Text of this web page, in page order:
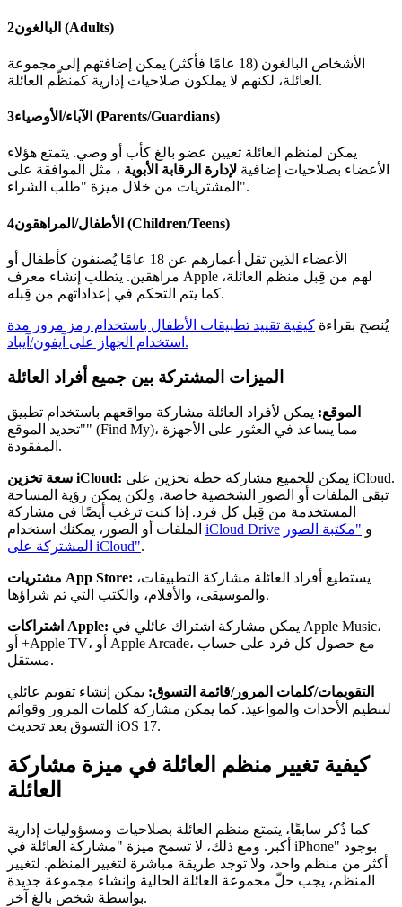
2 البالغون (Adults)
الأشخاص البالغون (18 عامًا فأكثر) يمكن إضافتهم إلى مجموعة
العائلة، لكنهم لا يملكون صلاحيات إدارية كمنظّم العائلة.
3 الآباء/الأوصياء (Parents/Guardians)
يمكن لمنظم العائلة تعيين عضو بالغ كأب أو وصي. يتمتع هؤلاء
الأعضاء بصلاحيات إضافية لإدارة الرقابة الأبوية ، مثل الموافقة على
المشتريات من خلال ميزة "طلب الشراء".
4 الأطفال/المراهقون (Children/Teens)
الأعضاء الذين تقل أعمارهم عن 18 عامًا يُصنفون كأطفال أو
مراهقين. يتطلب إنشاء معرف Apple لهم من قِبل منظم العائلة،
كما يتم التحكم في إعداداتهم من قِبله.
يُنصح بقراءة كيفية تقييد تطبيقات الأطفال باستخدام رمز مرور مدة
استخدام الجهاز على آيفون/آيباد.
الميزات المشتركة بين جميع أفراد العائلة
الموقع: يمكن لأفراد العائلة مشاركة مواقعهم باستخدام تطبيق
"تحديد الموقع" (Find My)، مما يساعد في العثور على الأجهزة
المفقودة.
سعة تخزين iCloud:
تبقى الملفات أو الصور الشخصية خاصة، ولكن يمكن رؤية المساحة
المستخدمة من قِبل كل فرد. إذا كنت ترغب أيضًا في مشاركة
iCloud Drive و "مكتبة الصور
المشتركة على iCloud".
مشتريات App Store:
والموسيقى، والأفلام، والكتب التي تم شراؤها.
اشتراكات Apple:
أو +Apple TV، أو Apple Arcade، مع حصول كل فرد على حساب
مستقل.
التقويمات/كلمات المرور/قائمة التسوق: يمكن إنشاء تقويم عائلي
لتنظيم الأحداث والمواعيد. كما يمكن مشاركة كلمات المرور وقوائم
التسوق بعد تحديث iOS 17.
كيفية تغيير منظم العائلة في ميزة مشاركة
العائلة
كما ذُكر سابقًا، يتمتع منظم العائلة بصلاحيات ومسؤوليات إدارية
أكبر. ومع ذلك، لا تسمح ميزة "مشاركة العائلة في iPhone" بوجود
أكثر من منظم واحد، ولا توجد طريقة مباشرة لتغيير المنظم. لتغيير
المنظم، يجب حلّ مجموعة العائلة الحالية وإنشاء مجموعة جديدة
بواسطة شخص بالغ آخر.